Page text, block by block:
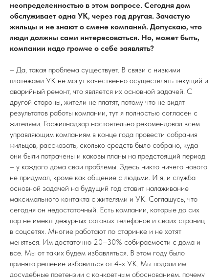
неопределенностью в этом вопросе. Сегодня дом
обслуживает одна УК, через год другая. Зачастую
жильцы и не знают о смене компаний. Допускаю, что
люди должны сами интересоваться. Но, может быть,
компании надо громче о себе заявлять?
– Да, такая проблема существует. В связи с низкими
платежами УК не могут качественно осуществлять текущий и
аварийный ремонт, что является их основной задачей. С
другой стороны, жители не платят, потому что не видят
результатов работы компании, тут я полностью согласен с
жителями. Госжилнадзор настоятельно рекомендовал всем
управляющим компаниям в конце года провести собрания
жильцов, рассказать, сколько средств было собрано, куда
они были потрачены и каковы планы на предстоящий период
– у каждого дома свои проблемы. Здесь никто ничего нового
не придумал, кроме как общение с людьми. И я, и служба
основной задачей на будущий год ставит налаживание
максимального контакта с жителями и УК. Соглашусь, что
сегодня он недостаточный. Есть компании, которые до сих
пор не имеют дежурных сотовых телефонов и своих страниц
в соцсетях. Многие работают по старинке и не хотят
меняться. Им достаточно 20–30% собираемости с дома и
все. Мы от таких будем избавляться. В этом году было
принято решение избавиться от 4-х УК. Мы подали им
досудебные претензии с конкретным обоснованием, почему